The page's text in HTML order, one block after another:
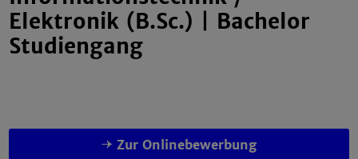
Elektronik (B.Sc.) | Bachelor
Studiengang
Zur Onlinebewerbung